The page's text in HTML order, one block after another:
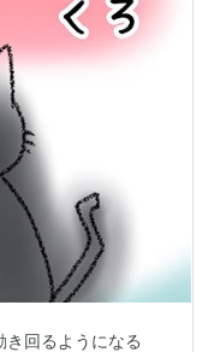
回るようになる